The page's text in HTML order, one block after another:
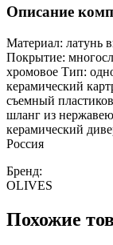
Описание
Материал: латунь
Покрытие:
хромовое Тип:
керамический
съемный
шланг из
керамический
Россия
Бренд:
OLIVES
Похожие